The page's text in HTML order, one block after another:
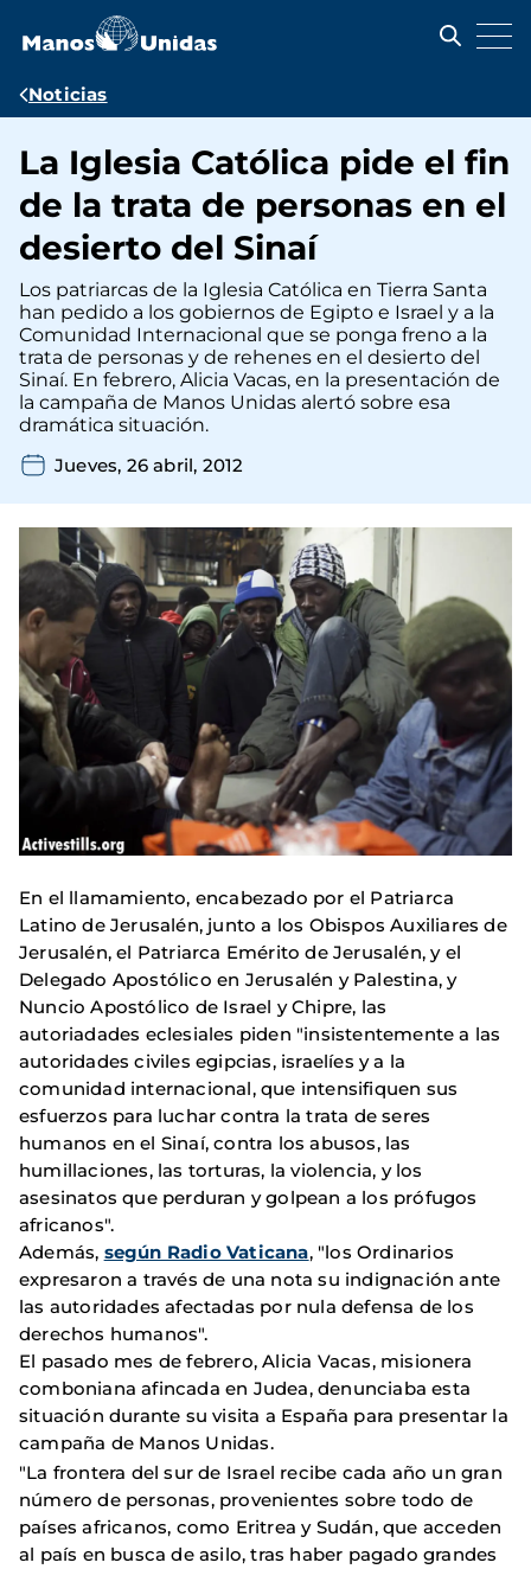
contenido
Ruta
navegación
Noticias
La Iglesia Católica pide el fin
de la trata de personas en el
desierto del Sinaí
Los patriarcas de la Iglesia Católica en Tierra Santa
han pedido a los gobiernos de Egipto e Israel y a la
Comunidad Internacional que se ponga freno a la
trata de personas y de rehenes en el desierto del
Sinaí. En febrero, Alicia Vacas, en la presentación de
la campaña de Manos Unidas alertó sobre esa
dramática situación.
Jueves, 26 abril, 2012
En el llamamiento, encabezado por el Patriarca
Latino de Jerusalén, junto a los Obispos Auxiliares de
Jerusalén, el Patriarca Emérito de Jerusalén, y el
Delegado Apostólico en Jerusalén y Palestina, y
Nuncio Apostólico de Israel y Chipre, las
autoriadades eclesiales piden "insistentemente a las
autoridades civiles egipcias, israelíes y a la
comunidad internacional, que intensifiquen sus
esfuerzos para luchar contra la trata de seres
humanos en el Sinaí, contra los abusos, las
humillaciones, las torturas, la violencia, y los
asesinatos que perduran y golpean a los prófugos
africanos".
Además, según Radio Vaticana, "los Ordinarios
expresaron a través de una nota su indignación ante
las autoridades afectadas por nula defensa de los
derechos humanos".
El pasado mes de febrero, Alicia Vacas, misionera
comboniana afincada en Judea, denunciaba esta
situación durante su visita a España para presentar la
campaña de Manos Unidas.
"La frontera del sur de Israel recibe cada año un gran
número de personas, provenientes sobre todo de
países africanos, como Eritrea y Sudán, que acceden
al país en busca de asilo, tras haber pagado grandes